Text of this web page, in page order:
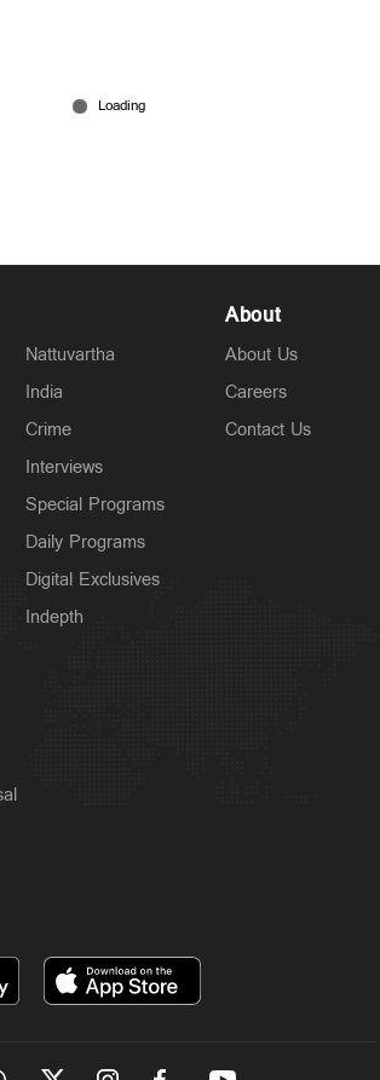
നൽകി ജയിൽ
തട്ടുകടയുടെ മറവിൽ എംഡിഎംഎ
Nattuvartha
India
Crime
Interviews
Special Programs
Daily Programs
Digital Exclusives
Indepth
About
About Us
Careers
Contact Us